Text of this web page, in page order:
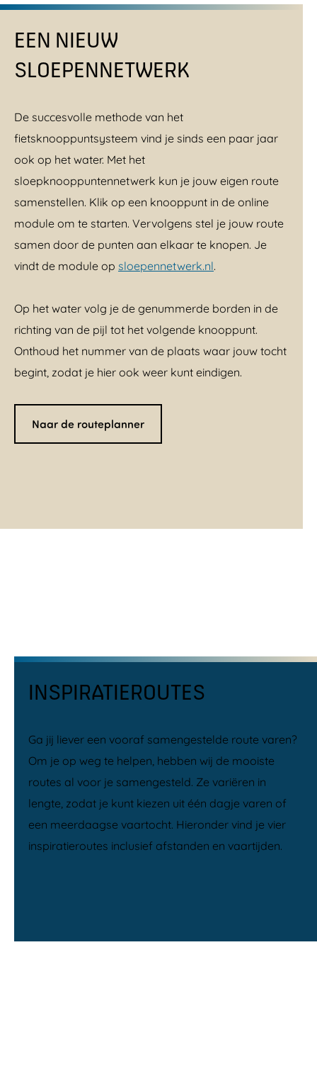
EEN NIEUW
SLOEPENNETWERK
De succesvolle methode van het
fietsknooppuntsysteem vind je sinds een paar jaar
ook op het water. Met het
sloepknooppuntennetwerk kun je jouw eigen route
samenstellen. Klik op een knooppunt in de online
module om te starten. Vervolgens stel je jouw route
samen door de punten aan elkaar te knopen. Je
vindt de module op sloepennetwerk.nl.
Op het water volg je de genummerde borden in de
richting van de pijl tot het volgende knooppunt.
Onthoud het nummer van de plaats waar jouw tocht
begint, zodat je hier ook weer kunt eindigen.
Naar de routeplanner
INSPIRATIEROUTES
Ga jij liever een vooraf samengestelde route varen?
Om je op weg te helpen, hebben wij de mooiste
routes al voor je samengesteld. Ze variëren in
lengte, zodat je kunt kiezen uit één dagje varen of
een meerdaagse vaartocht. Hieronder vind je vier
inspiratieroutes inclusief afstanden en vaartijden.